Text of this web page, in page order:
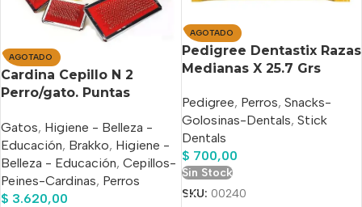
AGOTADO
Cardina Cepillo N 2
Perro/gato. Puntas
Gatos, Higiene - Belleza -
Educación, Brakko, Higiene -
Belleza - Educación, Cepillos-
Peines-Cardinas, Perros
$ 3.620,00
AGOTADO
Pedigree Dentastix Razas
Medianas X 25.7 Grs
Pedigree, Perros, Snacks-
Golosinas-Dentals, Stick
Dentals
$ 700,00
Sin Stock
SKU: 00240